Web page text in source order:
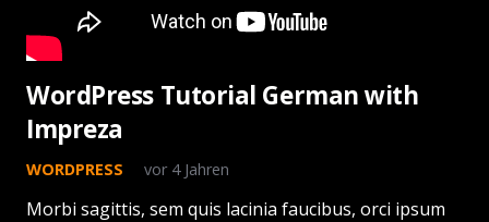
WordPress Tutorial German with
Impreza
WORDPRESS vor 4 Jahren
Morbi sagittis, sem quis lacinia faucibus, orci ipsum